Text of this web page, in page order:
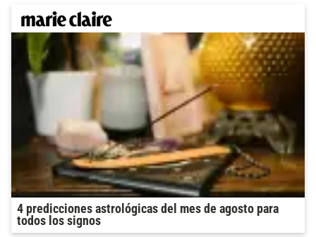
4 predicciones astrológicas del mes de agosto para
todos los signos